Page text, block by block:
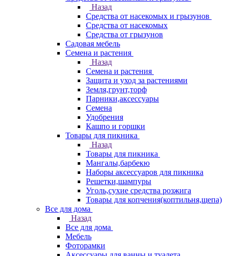
Назад
Средства от насекомых и грызунов
Средства от насекомых
Средства от грызунов
Садовая мебель
Семена и растения
Назад
Семена и растения
Защита и уход за растениями
Земля,грунт,торф
Парники,аксессуары
Семена
Удобрения
Кашпо и горшки
Товары для пикника
Назад
Товары для пикника
Мангалы,барбекю
Наборы аксессуаров для пикника
Решетки,шампуры
Уголь,сухие средства розжига
Товары для копчения(коптильня,щепа)
Все для дома
Назад
Все для дома
Мебель
Фоторамки